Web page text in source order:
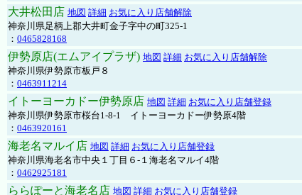
大井松田店 地図 詳細 お気に入り店舗解除
神奈川県足柄上郡大井町金子字中の町325-1
： 0465828168
伊勢原店(エムアイプラザ) 地図 詳細 お気に入り店舗解除
神奈川県伊勢原市板戸８
： 0463911214
イトーヨーカドー伊勢原店 地図 詳細 お気に入り店舗登録
神奈川県伊勢原市桜台1-8-1 イトーヨーカドー伊勢原4階
： 0463920161
海老名マルイ店 地図 詳細 お気に入り店舗登録
神奈川県海老名市中央１丁目６-１海老名マルイ4階
： 0462925181
ららぽーと海老名店 地図 詳細 お気に入り店舗登録